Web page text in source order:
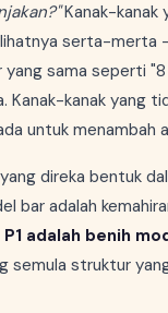
Kanak-kanak
serta-merta
yang sama seperti
Kanak-kanak yang
untuk menambah
direka bentuk
bar adalah
adalah benih
semula struktur